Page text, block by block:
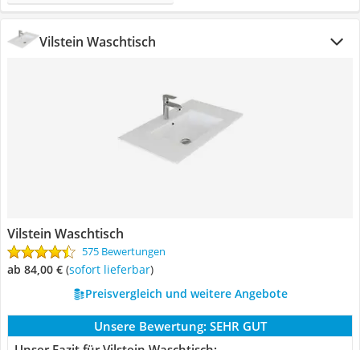
Vilstein Waschtisch
Vilstein Waschtisch
575 Bewertungen
ab 84,00 € ( Sofort lieferbar)
Preisvergleich und weitere Angebote
Unsere Bewertung: SEHR GUT